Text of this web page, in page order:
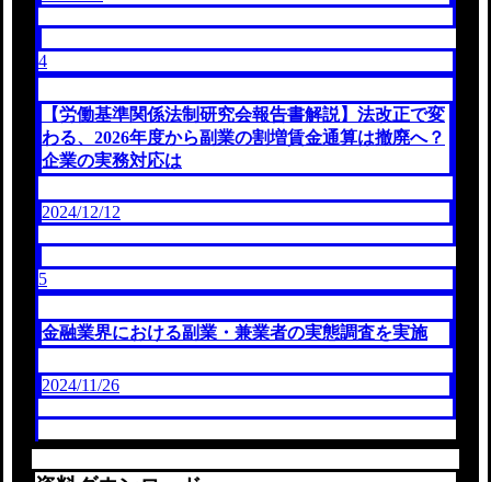
4
【労働基準関係法制研究会報告書解説】法改正で変
わる、2026年度から副業の割増賃金通算は撤廃へ？
企業の実務対応は
2024/12/12
5
金融業界における副業・兼業者の実態調査を実施
2024/11/26